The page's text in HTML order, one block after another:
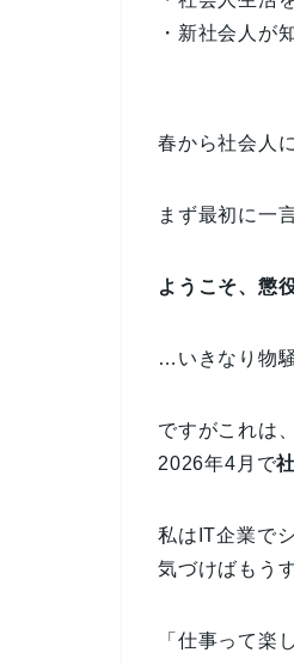
・新社会人が
春から社会人
まず最初に一
ようこそ、懲
…いきなり物
ですがこれは、
2026年4月で
私はIT企業で
気づけばもう
「仕事って楽